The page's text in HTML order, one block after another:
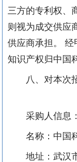
三方的专利权、
则视为成交供应
供应商承担。
经
知识产权归中国
八、对本次
采购人信息：
名称： 中国
地址： 武汉